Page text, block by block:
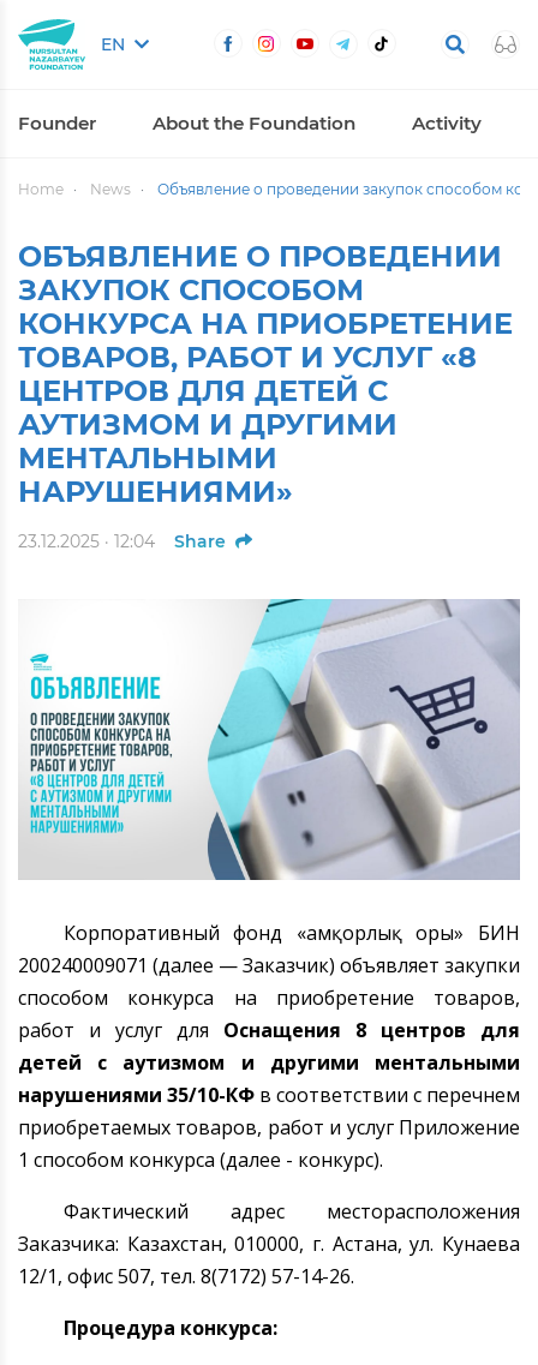
EN
Founder About the Foundation Activity
Home News Объявление о проведении закупок способом
ОБЪЯВЛЕНИЕ О ПРОВЕДЕНИИ
ЗАКУПОК СПОСОБОМ
КОНКУРСА НА ПРИОБРЕТЕНИЕ
ТОВАРОВ, РАБОТ И УСЛУГ «8
ЦЕНТРОВ ДЛЯ ДЕТЕЙ С
АУТИЗМОМ И ДРУГИМИ
МЕНТАЛЬНЫМИ
НАРУШЕНИЯМИ»
23.12.2025 · 12:04 Share
Корпоративный фонд «Қамқорлық Қоры» БИН
200240009071 (далее — Заказчик) объявляет закупки
способом конкурса на приобретение товаров,
работ и услуг для Оснащения 8 центров для
детей с аутизмом и другими ментальными
нарушениями 35/10-КФ в соответствии с перечнем
приобретаемых товаров, работ и услуг Приложение
1 способом конкурса (далее - конкурс).
Фактический адрес месторасположения
Заказчика: Казахстан, 010000, г. Астана, ул. Кунаева
12/1, офис 507, тел. 8(7172) 57-14-26.
Процедура конкурса: